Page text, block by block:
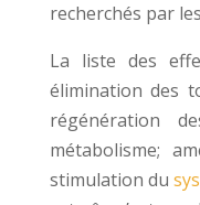
recherchés par
La liste des
élimination des
régénération
métabolisme;
stimulation du